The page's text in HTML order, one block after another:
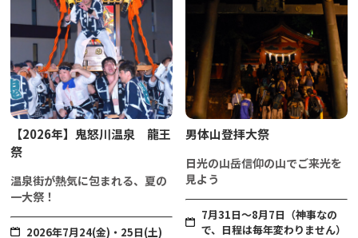
【2026年】鬼怒川温泉 龍王
祭
温泉街が熱気に包まれる、夏の
一大祭！
2026年7月24(金)・25日(土)
男体山登拝大祭
日光の山岳信仰の山でご来光を
見よう
7月31日～8月7日（神事なの
で、日程は毎年変わりません）